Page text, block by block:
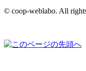
© coop-weblabo. All